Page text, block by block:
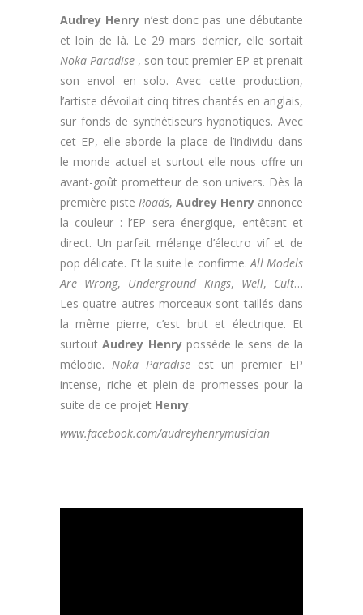
Audrey Henry n’est donc pas une débutante
et loin de là. Le 29 mars dernier, elle sortait
Noka Paradise , son tout premier EP et prenait
son envol en solo. Avec cette production,
l’artiste dévoilait cinq titres chantés en anglais,
sur fonds de synthétiseurs hypnotiques. Avec
cet EP, elle aborde la place de l’individu dans
le monde actuel et surtout elle nous offre un
avant-goût prometteur de son univers. Dès la
première piste Roads, Audrey Henry annonce
la couleur : l’EP sera énergique, entêtant et
direct. Un parfait mélange d’électro vif et de
pop délicate. Et la suite le confirme.All Models
Are Wrong, Underground Kings, Well, Cult…
Les quatre autres morceaux sont taillés dans
la même pierre, c’est brut et électrique. Et
surtoutAudrey Henrypossède le sens de la
mélodie. Noka Paradise est un premier EP
intense, riche et plein de promesses pour la
suite de ce projet Henry.
www.facebook.com/audreyhenrymusician